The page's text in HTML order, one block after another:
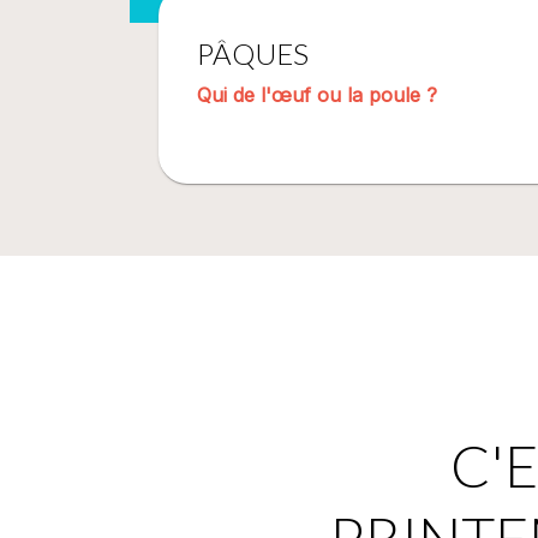
PÂQUES
Qui de l'œuf ou la poule ?